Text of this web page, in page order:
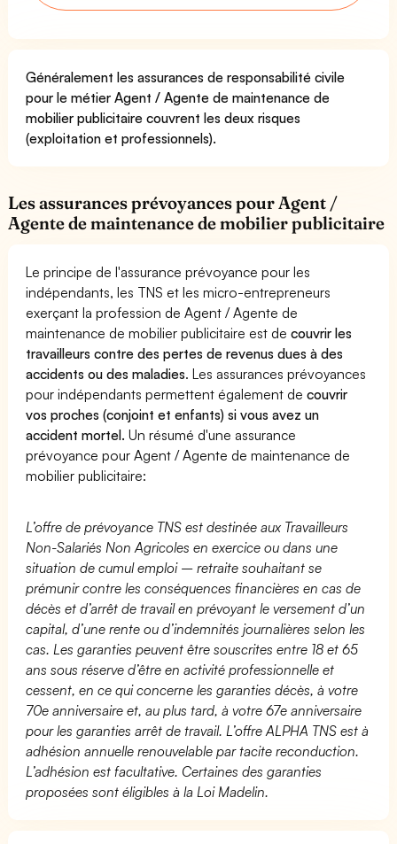
Généralement les assurances de responsabilité civile
pour le métier Agent / Agente de maintenance de
mobilier publicitaire couvrent les deux risques
(exploitation et professionnels).
Les assurances prévoyances pour Agent /
Agente de maintenance de mobilier publicitaire
Le principe de l'assurance prévoyance pour les
indépendants, les TNS et les micro-entrepreneurs
exerçant la profession de Agent / Agente de
maintenance de mobilier publicitaire est decouvrir les
travailleurs contre des pertes de revenus dues à des
accidents ou des maladies. Les assurances prévoyances
pour indépendants permettent également decouvrir
vos proches (conjoint et enfants) si vous avez un
accident mortel. Un résumé d'une assurance
prévoyance pour Agent / Agente de maintenance de
mobilier publicitaire:
L’offre de prévoyance TNS est destinée aux Travailleurs
Non-Salariés Non Agricoles en exercice ou dans une
situation de cumul emploi – retraite souhaitant se
prémunir contre les conséquences financières en cas de
décès et d’arrêt de travail en prévoyant le versement d’un
capital, d’une rente ou d’indemnités journalières selon les
cas. Les garanties peuvent être souscrites entre 18 et 65
ans sous réserve d’être en activité professionnelle et
cessent, en ce qui concerne les garanties décès, à votre
70e anniversaire et, au plus tard, à votre 67e anniversaire
pour les garanties arrêt de travail. L’offre ALPHA TNS est à
adhésion annuelle renouvelable par tacite reconduction.
L’adhésion est facultative. Certaines des garanties
proposées sont éligibles à la Loi Madelin.